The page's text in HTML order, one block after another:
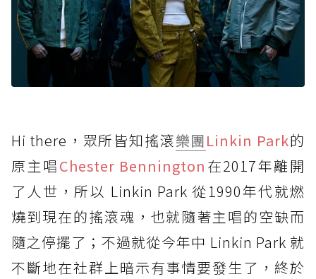
Hi there，眾所皆知搖滾樂團Linkin Park的
原主唱Chester Bennington 在2017年離開
了人世，所以 Linkin Park 從1990年代就燃
燒到現在的搖滾魂，也就隨著主唱的空缺而
隨之停擺了；不過就從今年中 Linkin Park 就
不斷地在社群上暗示有事情要發生了，終於